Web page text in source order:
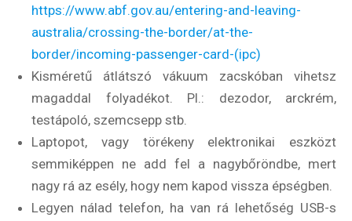
https://www.abf.gov.au/entering-and-leaving-
australia/crossing-the-border/at-the-
border/incoming-passenger-card-(ipc)
Kisméretű átlátszó vákuum zacskóban vihetsz
magaddal folyadékot. Pl.: dezodor, arckrém,
testápoló, szemcsepp stb.
Laptopot, vagy törékeny elektronikai eszközt
semmiképpen ne add fel a nagybőröndbe, mert
nagy rá az esély, hogy nem kapod vissza épségben.
Legyen nálad telefon, ha van rá lehetőség USB-s